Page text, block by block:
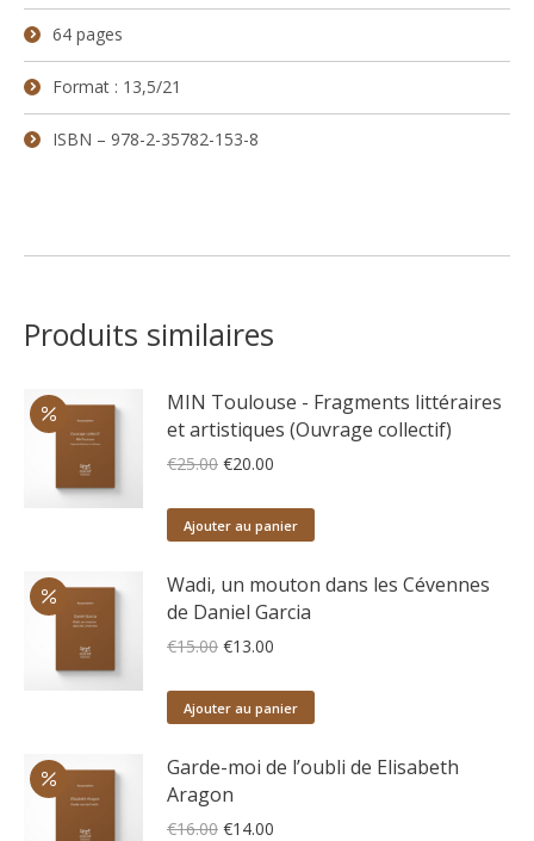
64 pages
Format : 13,5/21
ISBN – 978-2-35782-153-8
Produits similaires
MIN Toulouse - Fragments littéraires
et artistiques (Ouvrage collectif)
€25.00 Le
initial
était :
€25.00.
€20.00
actuel
est :
€20.00.
Ajouter au panier
Wadi, un mouton dans les Cévennes
de Daniel Garcia
€15.00 Le
initial
était :
€15.00.
€13.00
actuel
est :
€13.00.
Ajouter au panier
Garde-moi de l’oubli de Elisabeth
Aragon
€16.00 Le
€14.00